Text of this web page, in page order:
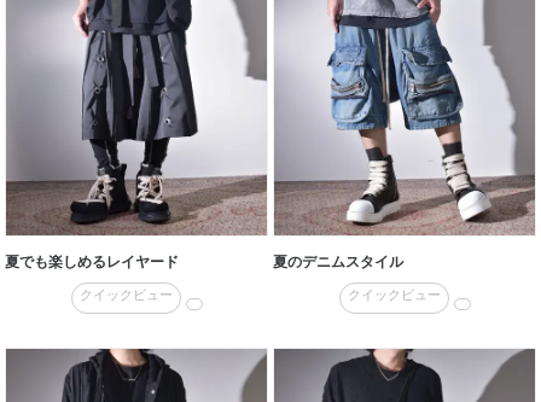
夏でも楽しめるレイヤード
クイックビュー
夏のデニムスタイル
クイックビュー